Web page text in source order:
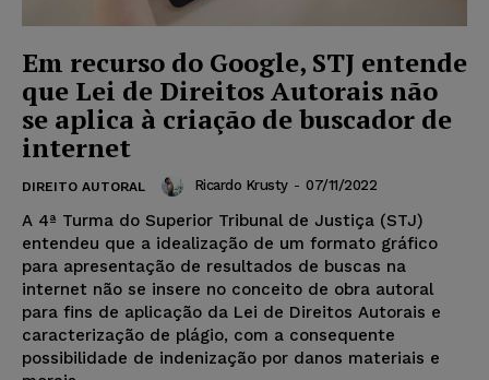
Em recurso do Google, STJ entende
que Lei de Direitos Autorais não
se aplica à criação de buscador de
internet
DIREITO AUTORAL Ricardo Krusty - 07/11/2022
A 4ª Turma do Superior Tribunal de Justiça (STJ)
entendeu que a idealização de um formato gráfico
para apresentação de resultados de buscas na
internet não se insere no conceito de obra autoral
para fins de aplicação da Lei de Direitos Autorais e
caracterização de plágio, com a consequente
possibilidade de indenização por danos materiais e